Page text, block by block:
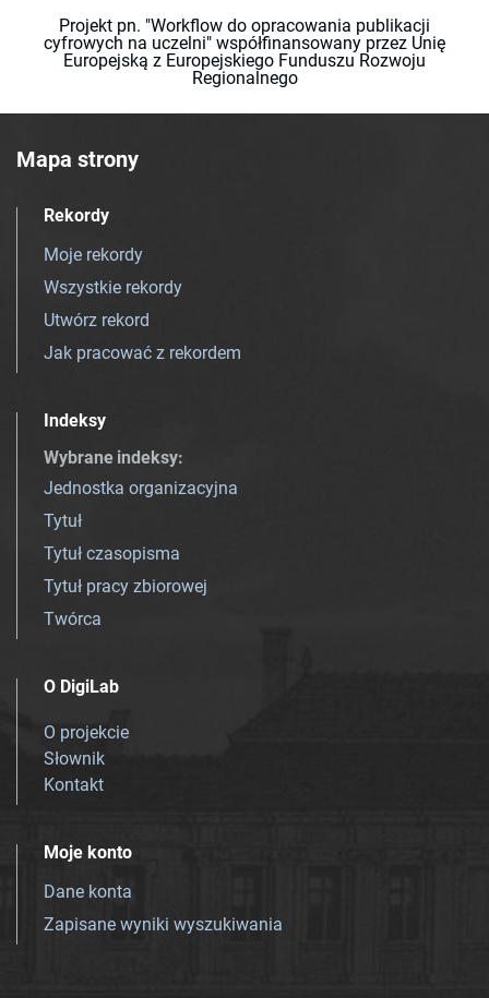
Projekt pn. "Workflow do opracowania publikacji
cyfrowych na uczelni" współfinansowany przez Unię
Europejską z Europejskiego Funduszu Rozwoju
Regionalnego
Mapa strony
Rekordy
Moje rekordy
Wszystkie rekordy
Utwórz rekord
Jak pracować z rekordem
Indeksy
Wybrane indeksy:
Jednostka organizacyjna
Tytuł
Tytuł czasopisma
Tytuł pracy zbiorowej
Twórca
O DigiLab
O projekcie
Słownik
Kontakt
Moje konto
Dane konta
Zapisane wyniki wyszukiwania